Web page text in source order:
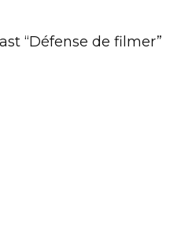
“Défense de filmer”